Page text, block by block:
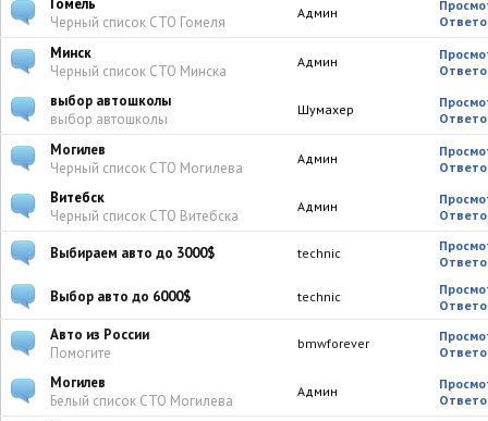
Гомель
Черный список СТО Гомеля
Админ
Минск
Черный список СТО Минска
Админ
выбор автошколы
выбор автошколы
Шумахер
Могилев
Черный список СТО Могилева
Админ
Витебск
Черный список СТО Витебска
Админ
Выбираем авто до 3000$ technic
Выбор авто до 6000$ technic
Авто из России
Помогите
bmwforever
Могилев
Белый список СТО Могилева
Админ